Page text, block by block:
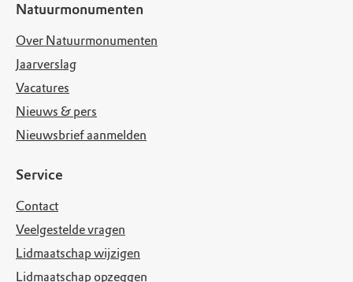
Natuurmonumenten
Over Natuurmonumenten
Jaarverslag
Vacatures
Nieuws & pers
Nieuwsbrief aanmelden
Service
Contact
Veelgestelde vragen
Lidmaatschap wijzigen
Lidmaatschap opzeggen